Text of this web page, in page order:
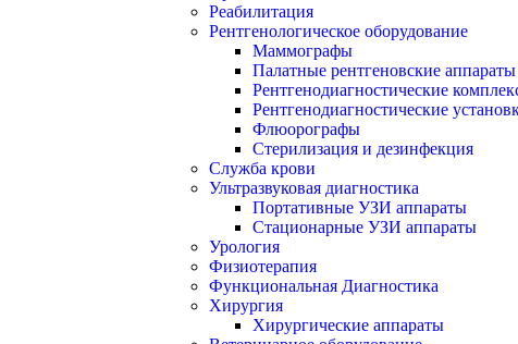
Реабилитация
Рентгенологическое оборудование
Маммографы
Палатные рентгеновские аппараты
Рентгенодиагностические
Рентгенодиагностические
Флюорографы
Стерилизация и дезинфекция
Служба крови
Ультразвуковая диагностика
Портативные УЗИ аппараты
Стационарные УЗИ аппараты
Урология
Физиотерапия
Функциональная Диагностика
Хирургия
Хирургические аппараты